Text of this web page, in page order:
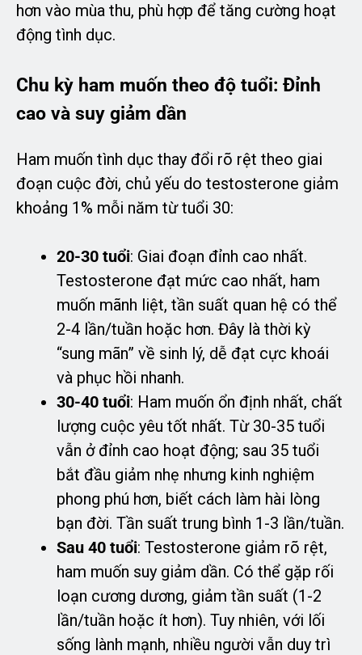
hơn vào mùa thu, phù hợp để tăng cường hoạt
động tình dục.
Chu kỳ ham muốn theo độ tuổi: Đỉnh
cao và suy giảm dần
Ham muốn tình dục thay đổi rõ rệt theo giai
đoạn cuộc đời, chủ yếu do testosterone giảm
khoảng 1% mỗi năm từ tuổi 30:
20-30 tuổi: Giai đoạn đỉnh cao nhất.
Testosterone đạt mức cao nhất, ham
muốn mãnh liệt, tần suất quan hệ có thể
2-4 lần/tuần hoặc hơn. Đây là thời kỳ
“sung mãn” về sinh lý, dễ đạt cực khoái
và phục hồi nhanh.
30-40 tuổi: Ham muốn ổn định nhất, chất
lượng cuộc yêu tốt nhất. Từ 30-35 tuổi
vẫn ở đỉnh cao hoạt động; sau 35 tuổi
bắt đầu giảm nhẹ nhưng kinh nghiệm
phong phú hơn, biết cách làm hài lòng
bạn đời. Tần suất trung bình 1-3 lần/tuần.
Sau 40 tuổi: Testosterone giảm rõ rệt,
ham muốn suy giảm dần. Có thể gặp rối
loạn cương dương, giảm tần suất (1-2
lần/tuần hoặc ít hơn). Tuy nhiên, với lối
sống lành mạnh, nhiều người vẫn duy trì